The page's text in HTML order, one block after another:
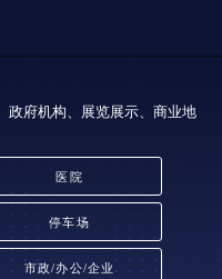
政府机构、展览展示、商业地
医院
停车场
市政/办公/企业